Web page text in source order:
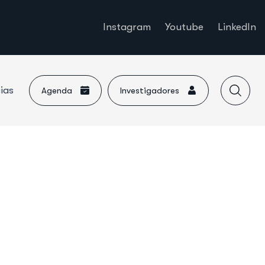
Instagram Youtube LinkedIn
Agenda Investigadores